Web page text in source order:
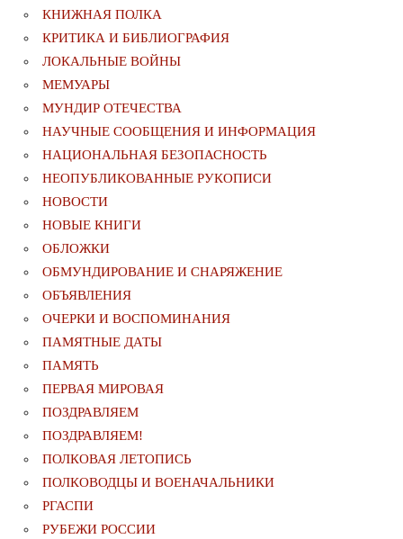
КНИЖНАЯ ПОЛКА
КРИТИКА И БИБЛИОГРАФИЯ
ЛОКАЛЬНЫЕ ВОЙНЫ
МЕМУАРЫ
МУНДИР ОТЕЧЕСТВА
НАУЧНЫЕ СООБЩЕНИЯ И ИНФОРМАЦИЯ
НАЦИОНАЛЬНАЯ БЕЗОПАСНОСТЬ
НЕОПУБЛИКОВАННЫЕ РУКОПИСИ
НОВОСТИ
НОВЫЕ КНИГИ
ОБЛОЖКИ
ОБМУНДИРОВАНИЕ И СНАРЯЖЕНИЕ
ОБЪЯВЛЕНИЯ
ОЧЕРКИ И ВОСПОМИНАНИЯ
ПАМЯТНЫЕ ДАТЫ
ПАМЯТЬ
ПЕРВАЯ МИРОВАЯ
ПОЗДРАВЛЯЕМ
ПОЗДРАВЛЯЕМ!
ПОЛКОВАЯ ЛЕТОПИСЬ
ПОЛКОВОДЦЫ И ВОЕНАЧАЛЬНИКИ
РГАСПИ
РУБЕЖИ РОССИИ